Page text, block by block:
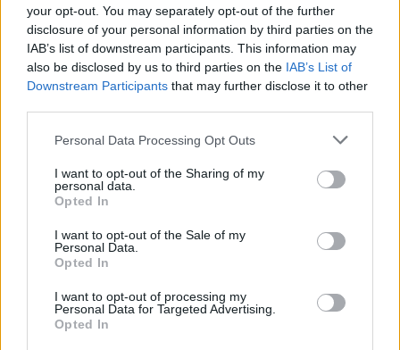
your opt-out. You may separately opt-out of the further
disclosure of your personal information by third parties on the
IAB’s list of downstream participants. This information may
also be disclosed by us to third parties on the IAB’s List of
Downstream Participants that may further disclose it to other
Personal Data Processing Opt Outs
I want to opt-out of the Sharing of my
personal data.
Opted In
I want to opt-out of the Sale of my
Personal Data.
Opted In
I want to opt-out of processing my
Personal Data for Targeted Advertising.
Opted In
2016
Moravcsik Gyula:
Miről vallanak a
papiruszok?
Csoóri Sándor: Nomád
napló részlete kapcsán
a kérdezni tudás
szerepéről, értékéről
Tamási Áron:
Szerencsés
Gyurka
(elbeszélés)